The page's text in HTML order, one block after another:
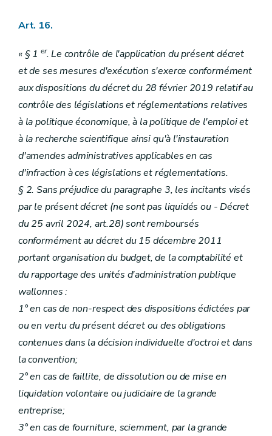
Art. 16.
« § 1 er. Le contrôle de l'application du présent décret
et de ses mesures d'exécution s'exerce conformément
aux dispositions du décret du 28 février 2019 relatif au
contrôle des législations et réglementations relatives
à la politique économique, à la politique de l'emploi et
à la recherche scientifique ainsi qu'à l'instauration
d'amendes administratives applicables en cas
d'infraction à ces législations et réglementations.
§ 2. Sans préjudice du paragraphe 3, les incitants visés
par le présent décret (ne sont pas liquidés ou - Décret
du 25 avril 2024, art.28) sont remboursés
conformément au décret du 15 décembre 2011
portant organisation du budget, de la comptabilité et
du rapportage des unités d'administration publique
wallonnes :
1° en cas de non-respect des dispositions édictées par
ou en vertu du présent décret ou des obligations
contenues dans la décision individuelle d'octroi et dans
la convention;
2° en cas de faillite, de dissolution ou de mise en
liquidation volontaire ou judiciaire de la grande
entreprise;
3° en cas de fourniture, sciemment, par la grande